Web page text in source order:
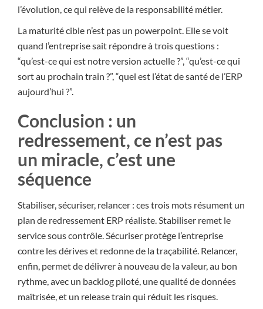
l’évolution, ce qui relève de la responsabilité métier.
La maturité cible n’est pas un powerpoint. Elle se voit
quand l’entreprise sait répondre à trois questions :
“qu’est-ce qui est notre version actuelle ?”, “qu’est-ce qui
sort au prochain train ?”, “quel est l’état de santé de l’ERP
aujourd’hui ?”.
Conclusion : un
redressement, ce n’est pas
un miracle, c’est une
séquence
Stabiliser, sécuriser, relancer : ces trois mots résument un
plan de redressement ERP réaliste. Stabiliser remet le
service sous contrôle. Sécuriser protège l’entreprise
contre les dérives et redonne de la traçabilité. Relancer,
enfin, permet de délivrer à nouveau de la valeur, au bon
rythme, avec un backlog piloté, une qualité de données
maîtrisée, et un release train qui réduit les risques.